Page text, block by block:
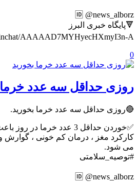
🆔 @news_alborz
🔻پایگاه خبری البرز
AAAAAD7MYHyecHXmyI3n-A
0
روزی حداقل سه عدد خرما
🔴روزی حداقل سه عدد خرما بخورید.
✅خوردن حداقل 3 عدد خرما
کارکرد مغز ، درمان کم خونی ، گوارش
می شود.
#توصیه_سلامتی
🆔 @news_alborz